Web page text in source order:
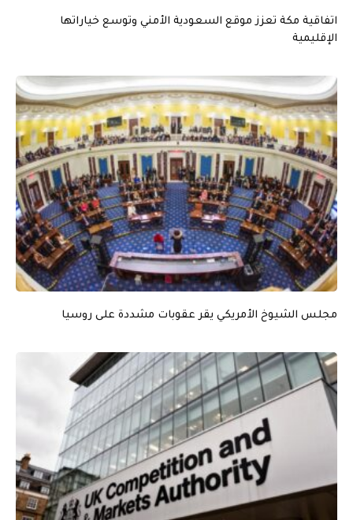
اتفاقية مكة تعزز موقع السعودية الأمني وتوسع خياراتها
الإقليمية
مجلس الشيوخ الأمريكي يقر عقوبات مشددة على روسيا